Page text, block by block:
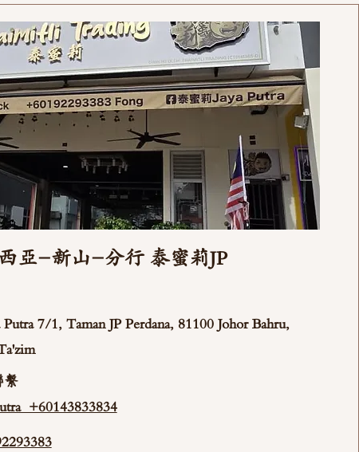
亞-新山-分行 泰蜜莉JP
Putra 7/1, Taman JP Perdana, 81100 Johor Bahru,
繫
+60143833834